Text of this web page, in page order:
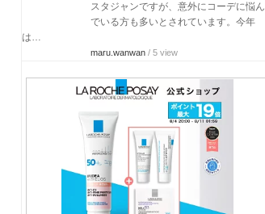
スタジャンですが、意外にコーデに悩ん
でいる方も多いとされています。今年
は…
maru.wanwan / 5 view